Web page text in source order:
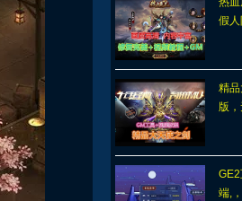
假
精
版
端,